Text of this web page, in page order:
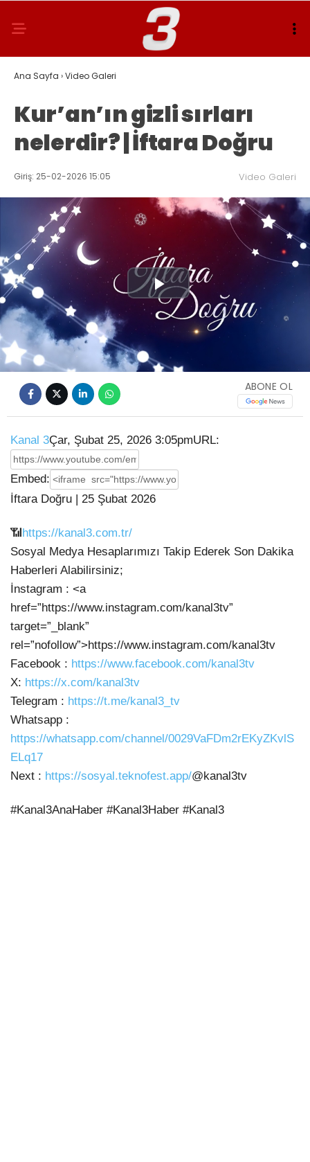
Ana Sayfa ›Video Galeri
Kur’an’ın gizli sırları
nelerdir? | İftara Doğru
Giriş: 25-02-2026 15:05 Video Galeri
Play
Video
ABONE OL
Kanal 3Çar, Şubat 25, 2026 3:05pmURL:
Embed:
İftara Doğru | 25 Şubat 2026
📶https://kanal3.com.tr/
Sosyal Medya Hesaplarımızı Takip Ederek Son Dakika
Haberleri Alabilirsiniz;
İnstagram : <a
href=”https://www.instagram.com/kanal3tv”
target=”_blank”
rel=”nofollow”>https://www.instagram.com/kanal3tv
Facebook : https://www.facebook.com/kanal3tv
X: https://x.com/kanal3tv
Telegram : https://t.me/kanal3_tv
Whatsapp :
https://whatsapp.com/channel/0029VaFDm2rEKyZKvlS
ELq17
Next : https://sosyal.teknofest.app/@kanal3tv
#Kanal3AnaHaber #Kanal3Haber #Kanal3